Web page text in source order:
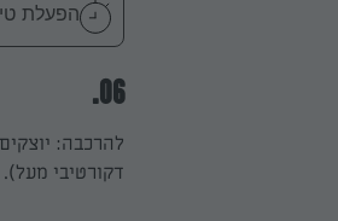
הפעלת טיימר
06.
להרכבה:
דקורטיבי מעל). מעבירים למקרר